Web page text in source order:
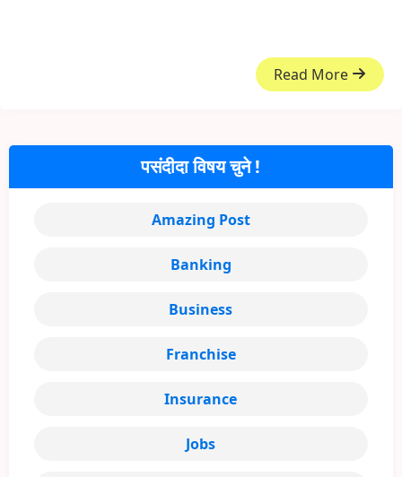
Read More
पसंदीदा विषय चुने !
Amazing Post
Banking
Business
Franchise
Insurance
Jobs